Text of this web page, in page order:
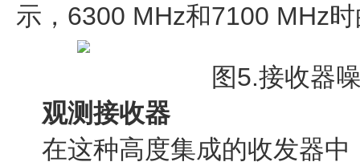
示，6300 MHz和7100 MHz
图5.接收器
观测接收器
在这种高度集成的收发器